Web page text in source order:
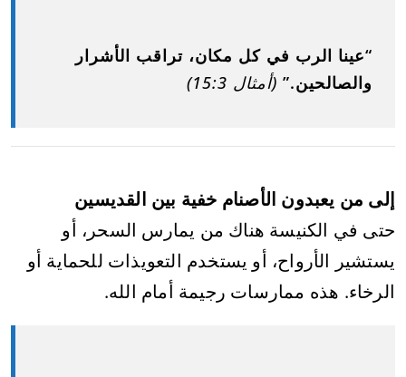
“عينا الرب في كل مكان، تراقب الأشرار
والصالحين.” (أمثال 15:3)
إلى من يعبدون الأصنام خفية بين القديسين
حتى في الكنيسة هناك من يمارس السحر، أو
يستشير الأرواح، أو يستخدم التعويذات للحماية أو
الرخاء. هذه ممارسات رجيمة أمام الله.